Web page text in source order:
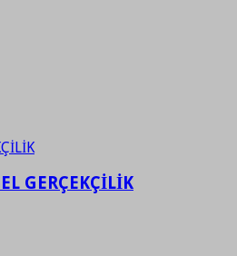
GERÇEKÇİLİK